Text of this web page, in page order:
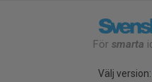
För smarta
Välj version: